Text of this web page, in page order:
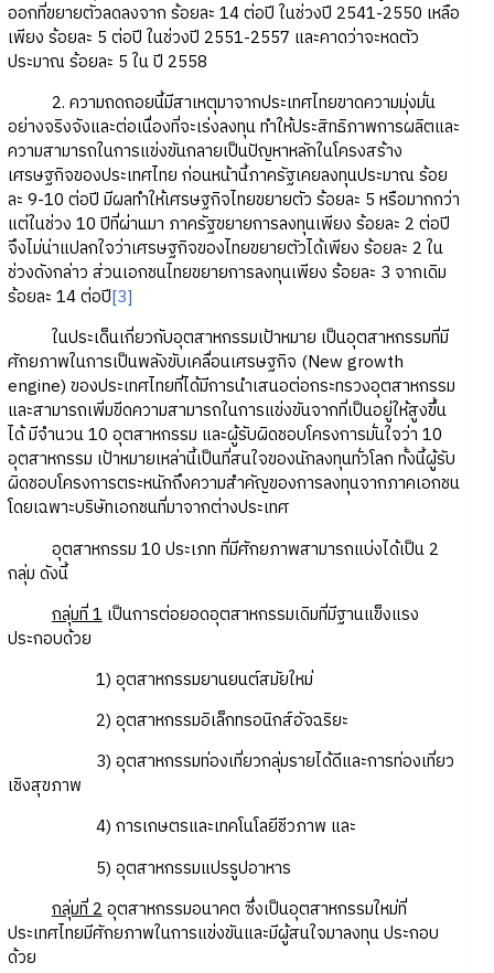
ออกที่ขยายตัวลดลงจาก ร้อยละ 14 ต่อปี ในช่วงปี 2541-2550 เหลือ
เพียง ร้อยละ 5 ต่อปี ในช่วงปี 2551-2557 และคาดว่าจะหดตัว
ประมาณ ร้อยละ 5 ใน ปี 2558
2. ความถดถอยนี้มีสาเหตุมาจากประเทศไทยขาดความมุ่งมั่น
อย่างจริงจังและต่อเนื่องที่จะเร่งลงทุน ทำให้ประสิทธิภาพการผลิตและ
ความสามารถในการแข่งขันกลายเป็นปัญหาหลักในโครงสร้าง
เศรษฐกิจของประเทศไทย ก่อนหน้านี้ภาครัฐเคยลงทุนประมาณ ร้อย
ละ 9-10 ต่อปี มีผลทำให้เศรษฐกิจไทยขยายตัว ร้อยละ 5 หรือมากกว่า
แต่ในช่วง 10 ปีที่ผ่านมา ภาครัฐขยายการลงทุนเพียง ร้อยละ 2 ต่อปี
จึงไม่น่าแปลกใจว่าเศรษฐกิจของไทยขยายตัวได้เพียง ร้อยละ 2 ใน
ช่วงดังกล่าว ส่วนเอกชนไทยขยายการลงทุนเพียง ร้อยละ 3 จากเดิม
ร้อยละ 14 ต่อปี[3]
ในประเด็นเกี่ยวกับอุตสาหกรรมเป้าหมาย เป็นอุตสาหกรรมที่มี
ศักยภาพในการเป็นพลังขับเคลื่อนเศรษฐกิจ (New growth
engine) ของประเทศไทยที่ได้มีการนำเสนอต่อกระทรวงอุตสาหกรรม
และสามารถเพิ่มขีดความสามารถในการแข่งขันจากที่เป็นอยู่ให้สูงขึ้น
ได้ มีจำนวน 10 อุตสาหกรรม และผู้รับผิดชอบโครงการมั่นใจว่า 10
อุตสาหกรรม เป้าหมายเหล่านี้เป็นที่สนใจของนักลงทุนทั่วโลก ทั้งนี้ผู้รับ
ผิดชอบโครงการตระหนักถึงความสำคัญของการลงทุนจากภาคเอกชน
โดยเฉพาะบริษัทเอกชนที่มาจากต่างประเทศ
อุตสาหกรรม 10 ประเภท ที่มีศักยภาพสามารถแบ่งได้เป็น 2
กลุ่ม ดังนี้
กลุ่มที่ 1เป็นการต่อยอดอุตสาหกรรมเดิมที่มีฐานแข็งแรง
ประกอบด้วย
1) อุตสาหกรรมยานยนต์สมัยใหม่
2) อุตสาหกรรมอิเล็กทรอนิกส์อัจฉริยะ
3) อุตสาหกรรมท่องเที่ยวกลุ่มรายได้ดีและการท่องเที่ยว
เชิงสุขภาพ
4) การเกษตรและเทคโนโลยีชีวภาพ และ
5) อุตสาหกรรมแปรรูปอาหาร
กลุ่มที่ 2อุตสาหกรรมอนาคต ซึ่งเป็นอุตสาหกรรมใหม่ที่
ประเทศไทยมีศักยภาพในการแข่งขันและมีผู้สนใจมาลงทุน ประกอบ
ด้วย